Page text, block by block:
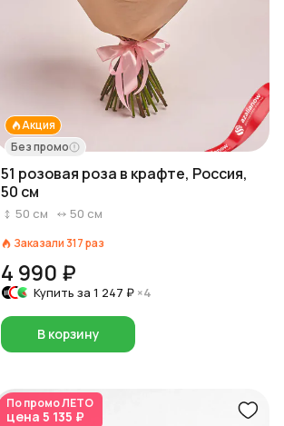
Акция
Без промо
51 розовая роза в крафте, Россия,
50 см
50 см 50 см
Заказали 317раз
4 990 ₽
Купить за 1 247 ₽ ×4
В корзину
По промоЛЕТО
цена 5 135 ₽